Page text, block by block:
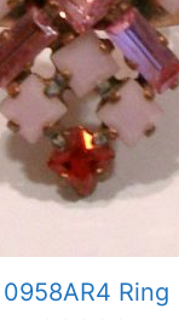
0958AR4 Ring